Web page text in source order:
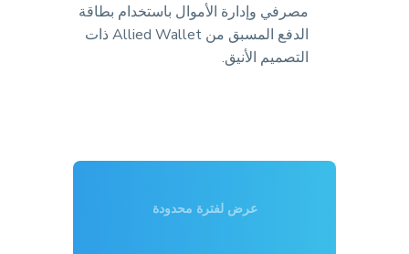
مصرفي وإدارة الأموال باستخدام بطاقة
الدفع المسبق من Allied Wallet ذات
التصميم الأنيق.
عرض لفترة محدودة